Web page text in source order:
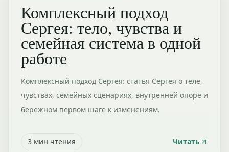
Комплексный подход
Сергея: тело, чувства и
семейная система в одной
работе
Комплексный подход Сергея: статья Сергея о теле,
чувствах, семейных сценариях, внутренней опоре и
бережном первом шаге к изменениям.
3 мин чтения Читать